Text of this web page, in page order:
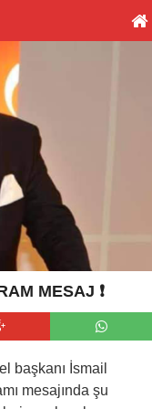
MESAJ ❗
başkanı İsmail
mesajında şu